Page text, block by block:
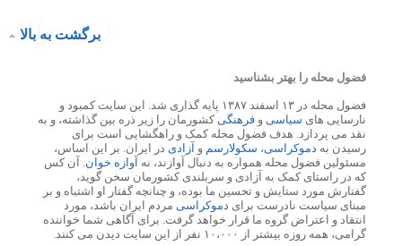
برگشت به بالا
فضول محله را بهتر بشناسید
فضول محله در ۱۳ اسفند ۱۳۸۷ پایه گذاری شد. این سایت کمبود و
نارسایی های سیاسی و فرهنگیکشورمان را زیر ذره بین گذاشته، و به
نقد می پردازد. هدف فضول محله کمک و راهگشایی است برای
رسیدن به دموکراسی، سکولارسم و آزادی در ایران. بر این اساس،
مسئولین فضول محله همواره به دنبال آوازند، نه آوازه خوان. آن کس
که در راستای کمک به آزادی و سربلندی کشورمان سخن گوید،
گفتارش مورد ستایش و تحسین ما بوده، و چنانچه گفتار او اشتباه و بر
مبنای سیاست نادرست برای دموکراسی مردم ایران باشد، مورد
انتقاد و اعتراض گروه ما قرار خواهد گرفت. برای آگاهی شما خواننده
گرامی، همه روزه بیشتر از ۱۰،۰۰۰ نفر از این سایت دیدن می کنند.